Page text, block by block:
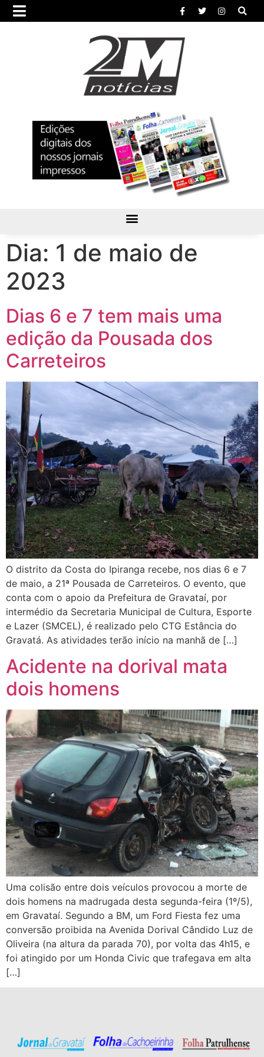
Dia: 1 de maio de
2023
Dias 6 e 7 tem mais uma
edição da Pousada dos
Carreteiros
O distrito da Costa do Ipiranga recebe, nos dias 6 e 7
de maio, a 21ª Pousada de Carreteiros. O evento, que
conta com o apoio da Prefeitura de Gravataí, por
intermédio da Secretaria Municipal de Cultura, Esporte
e Lazer (SMCEL), é realizado pelo CTG Estância do
Gravatá. As atividades terão início na manhã de […]
Acidente na dorival mata
dois homens
Uma colisão entre dois veículos provocou a morte de
dois homens na madrugada desta segunda-feira (1º/5),
em Gravataí. Segundo a BM, um Ford Fiesta fez uma
conversão proibida na Avenida Dorival Cândido Luz de
Oliveira (na altura da parada 70), por volta das 4h15, e
foi atingido por um Honda Civic que trafegava em alta
[…]